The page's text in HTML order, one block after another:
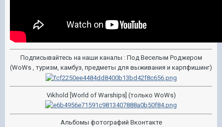
Подписывайтесь на наши каналы : Под Веселым Роджером
(WoWs , туризм, камбуз, предметы для выживания и карпфишинг)
Vikhold [World of Warships] (только WoWs)
Альбомы фотографий Вконтакте